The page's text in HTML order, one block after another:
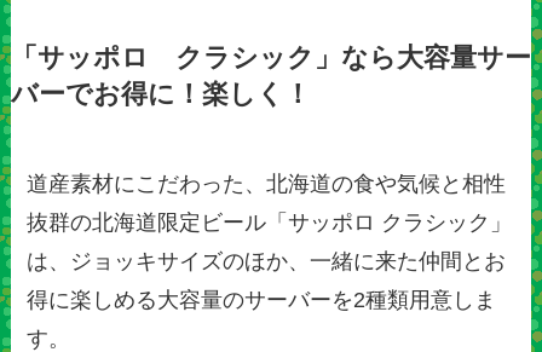
「サッポロ クラシック」なら大容量サー
バーでお得に！楽しく！
道産素材にこだわった、北海道の食や気候と相性
抜群の北海道限定ビール「サッポロ クラシック」
は、ジョッキサイズのほか、一緒に来た仲間とお
得に楽しめる大容量のサーバーを2種類用意しま
す。